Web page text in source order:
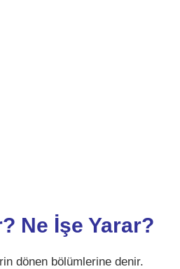
Ne İşe Yarar?
dönen bölümlerine denir.